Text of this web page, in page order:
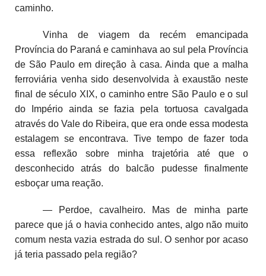
caminho.
Vinha de viagem da recém emancipada
Província do Paraná e caminhava ao sul pela Província
de São Paulo em direção à casa. Ainda que a malha
ferroviária venha sido desenvolvida à exaustão neste
final de século XIX, o caminho entre São Paulo e o sul
do Império ainda se fazia pela tortuosa cavalgada
através do Vale do Ribeira, que era onde essa modesta
estalagem se encontrava. Tive tempo de fazer toda
essa reflexão sobre minha trajetória até que o
desconhecido atrás do balcão pudesse finalmente
esboçar uma reação.
— Perdoe, cavalheiro. Mas de minha parte
parece que já o havia conhecido antes, algo não muito
comum nesta vazia estrada do sul. O senhor por acaso
já teria passado pela região?